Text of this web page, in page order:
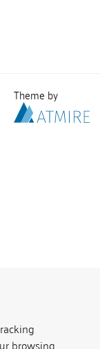
browsing
Theme by